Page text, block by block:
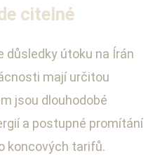
citelné
útoku na Írán
mají určitou
jsou dlouhodobé
a postupné promítání
koncových tarifů.